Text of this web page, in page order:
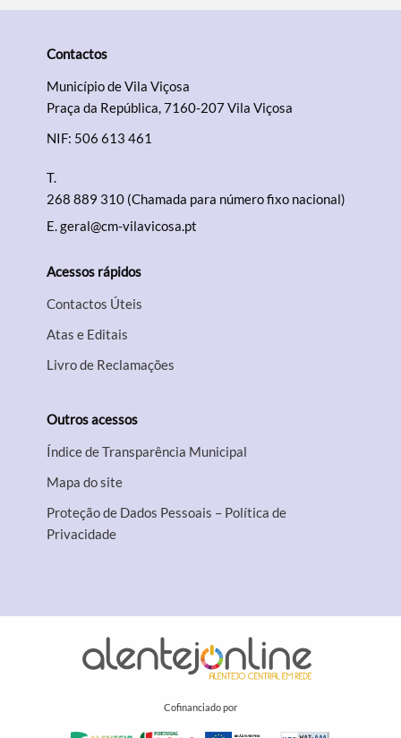
Contactos
Município de Vila Viçosa
Praça da República, 7160-207 Vila Viçosa
NIF: 506 613 461
T.
268 889 310 (Chamada para número fixo nacional)
E.geral@cm-vilavicosa.pt
Acessos rápidos
Contactos Úteis
Atas e Editais
Livro de Reclamações
Outros acessos
Índice de Transparência Municipal
Mapa do site
Proteção de Dados Pessoais – Política de
Privacidade
Cofinanciado por